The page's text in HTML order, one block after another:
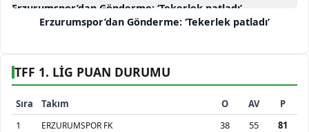
Erzurumspor’dan Gönderme: ‘Tekerlek patladı’
Erzurumspor’dan Gönderme: ‘Tekerlek patladı’
TFF 1. LİG PUAN DURUMU
Sıra Takım O AV
P
1
ERZURUMSPOR FK 38 55
81